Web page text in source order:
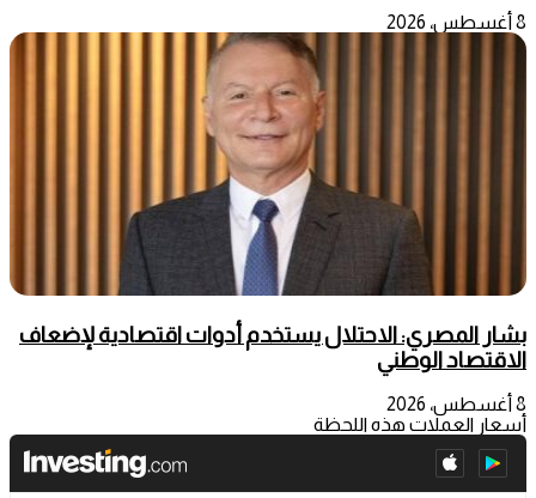
8 أغسطس، 2026
بشار المصري: الاحتلال يستخدم أدوات اقتصادية لإضعاف
الاقتصاد الوطني
8 أغسطس، 2026
أسعار العملات هذه اللحظة